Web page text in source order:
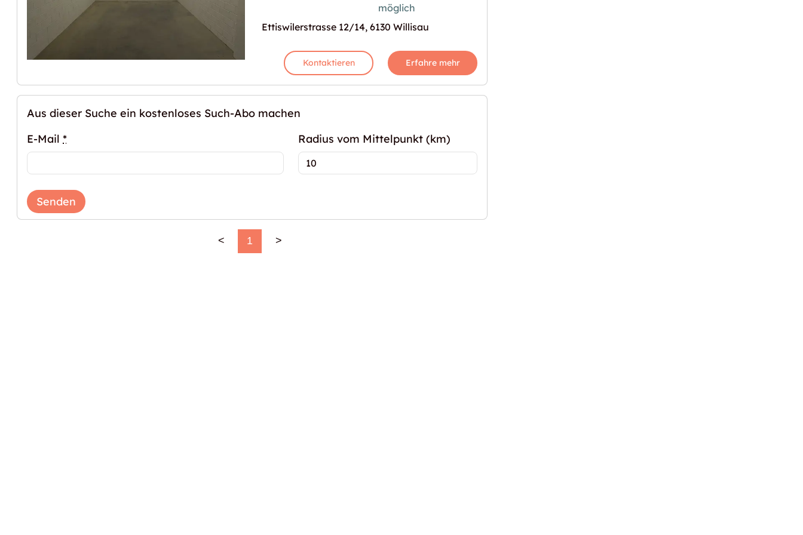
möglich
Ettiswilerstrasse 12/14, 6130 Willisau
Kontaktieren Erfahre mehr
Aus dieser Suche ein kostenloses Such-Abo machen
E-Mail * Radius vom Mittelpunkt (km)
Senden
< 1 >